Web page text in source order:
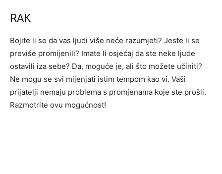
RAK
Bojite li se da vas ljudi više neće razumjeti? Jeste li se
previše promijenili? Imate li osjećaj da ste neke ljude
ostavili iza sebe? Da, moguće je, ali što možete učiniti?
Ne mogu se svi mijenjati istim tempom kao vi. Vaši
prijatelji nemaju problema s promjenama koje ste prošli.
Razmotrite ovu mogućnost!